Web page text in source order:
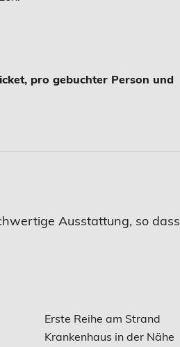
pro gebuchter Person und
Ausstattung, so dass
Erste Reihe am Strand
Krankenhaus in der Nähe